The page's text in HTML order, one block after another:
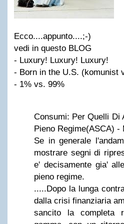
Ecco....appunto....;-)
vedi in questo BLOG
- Luxury! Luxury! Luxury!
- Born in the U.S. (komunist
- 1% vs. 99%
Consumi: Per Quelli Di
Pieno Regime(ASCA) -
Se in generale
mostrare segni di
e' decisamente gia'
pieno regime.
.....Dopo la lunga
dalla crisi finanziaria
sancito la completa